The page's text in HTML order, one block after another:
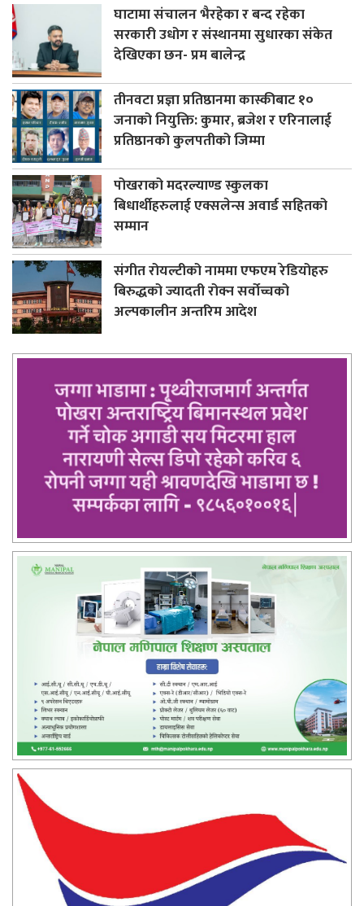
घाटामा संचालन भैरहेका र बन्द रहेका
सरकारी उधोग र संस्थानमा सुधारका संकेत
देखिएका छन- प्रम बालेन्द्र
तीनवटा प्रज्ञा प्रतिष्ठानमा कास्कीबाट १०
जनाको नियुक्ति: कुमार, ब्रजेश र एरिनालाई
प्रतिष्ठानको कुलपतीको जिम्मा
पोखराको मदरल्याण्ड स्कुलका
बिधार्थीहरुलाई एक्सलेन्स अवार्ड सहितको
सम्मान
संगीत रोयल्टीको नाममा एफएम रेडियोहरु
बिरुद्धको ज्यादती रोक्न सर्वोच्चको
अल्पकालीन अन्तरिम आदेश